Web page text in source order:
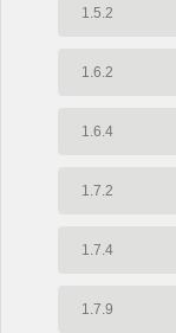
1.5.2
1.6.2
1.6.4
1.7.2
1.7.4
1.7.9